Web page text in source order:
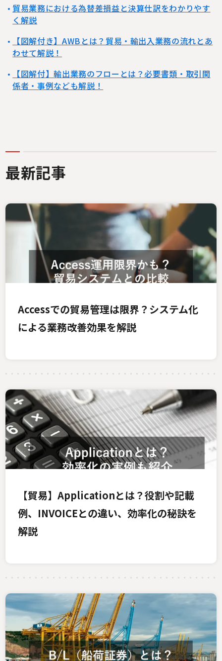
貿易業務における為替差損益と決算仕訳をわかりやす
く解説
【図解付き】AWBとは？貿易・輸出入業務の流れとあ
わせて解説！
【図解付】輸出業務のフローとは？必要書類・取引関
係者・事例なども解説！
最新記事
Accessでの貿易管理は限界？システム化
による業務改善効果を解説
【貿易】Applicationとは？役割や記載
例、INVOICEとの違い、効率化の秘訣を
解説